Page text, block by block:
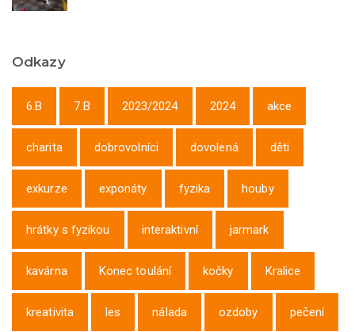
Odkazy
6.B 7.B 2023/2024 2024 akce
charita dobrovolníci dovolená děti
exkurze exponáty fyzika houby
hrátky s fyzikou interaktivní jarmark
kavárna Konec toulání kočky Kralice
kreativita les nálada ozdoby pečení